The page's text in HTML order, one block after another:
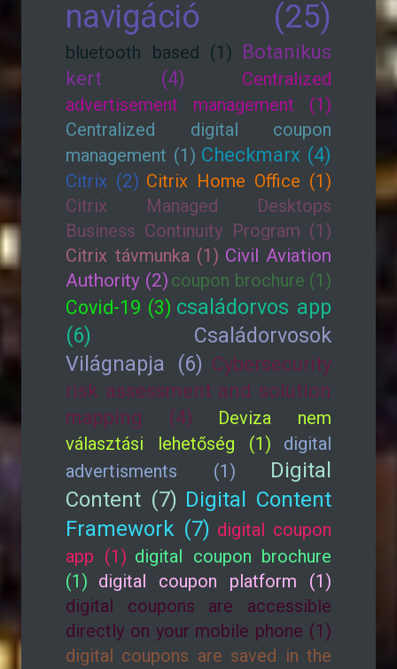
navigáció (25)
bluetooth based (1) Botanikus
kert (4)
Centralized
advertisement management (1)
Centralized digital coupon
management (1) Checkmarx (4)
Citrix (2) Citrix Home Office (1)
Citrix Managed Desktops
Business Continuity Program (1)
Citrix távmunka (1) Civil Aviation
Authority (2) coupon brochure (1)
Covid-19 (3) családorvos app
(6)
Családorvosok
Világnapja (6) Cybersecurity
risk assessment and solution
mapping (4)
Deviza nem
választási lehetőség (1)
digital
advertisments (1)
Digital
Content (7) Digital Content
Framework (7) digital coupon
app (1) digital coupon brochure
(1) digital coupon platform (1)
digital coupons are accessible
directly on your mobile phone (1)
digital coupons are saved in the